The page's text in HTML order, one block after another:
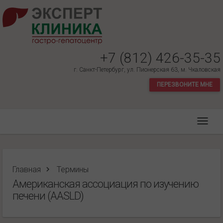
+7 (812) 426-35-35
г. Санкт-Петербург, ул. Пионерская 63, м. Чкаловская
ПЕРЕЗВОНИТЕ МНЕ
Главная Термины
Американская ассоциация по изучению
печени (AASLD)